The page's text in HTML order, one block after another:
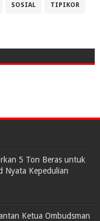
SOSIAL TIPIKOR
5 Ton Beras untuk
Nyata Kepedulian
Ketua Ombudsman